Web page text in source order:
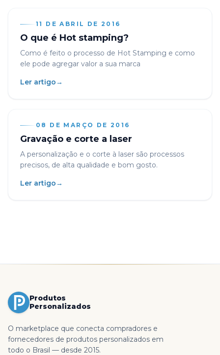
11 DE ABRIL DE 2016
O que é Hot stamping?
Como é feito o processo de Hot Stamping e como
ele pode agregar valor a sua marca
Ler artigo→
08 DE MARÇO DE 2016
Gravação e corte a laser
A personalização e o corte à laser são processos
precisos, de alta qualidade e bom gosto.
Ler artigo→
Produtos
Personalizados
O marketplace que conecta compradores e
fornecedores de produtos personalizados em
todo o Brasil — desde 2015.